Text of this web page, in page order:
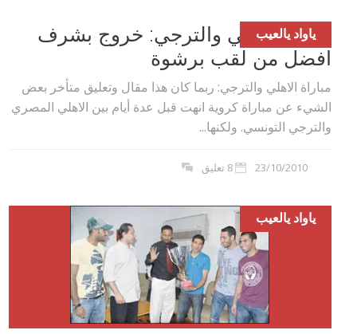
ياواد يالعيب
مباراة الاهلي والترجي: خروج بشرف
افضل من لقب برشوة
مباراة الاهلي والترجي: ربما كان هذا مقال وتعليق متأخر بعض
الشيء عن مباراة كروية انهت قبل عدة أيام بين الاهلي المصري
والترجي التونسي. ولكنها...
23/10/2010 8 تعليق
ياواد يالعيب